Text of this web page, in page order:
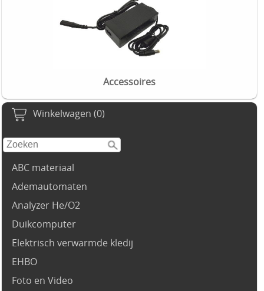
Winkelwagen (0)
ABC materiaal
Ademautomaten
Analyzer He/O2
Duikcomputer
Elektrisch verwarmde kledij
EHBO
Foto en Video
Accessoires